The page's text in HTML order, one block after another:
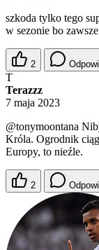
szkoda tylko tego
w sezonie bo
2
T
Terazzz
7 maja 2023
@tonymoontana
Króla. Ogrodnik
Europy, to nieźle.
2